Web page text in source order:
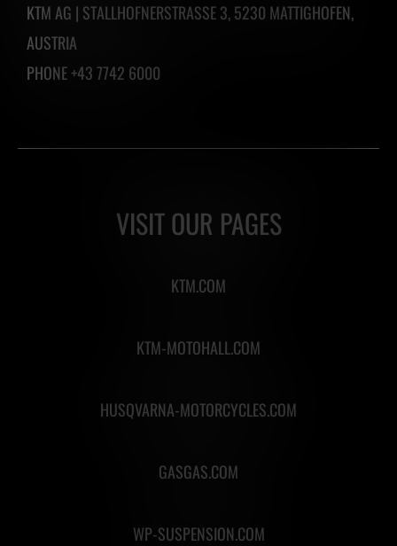
KTM AG | STALLHOFNERSTRASSE 3, 5230 MATTIGHOFEN,
AUSTRIA
PHONE +43 7742 6000
VISIT OUR PAGES
KTM.COM
KTM-MOTOHALL.COM
HUSQVARNA-MOTORCYCLES.COM
GASGAS.COM
WP-SUSPENSION.COM